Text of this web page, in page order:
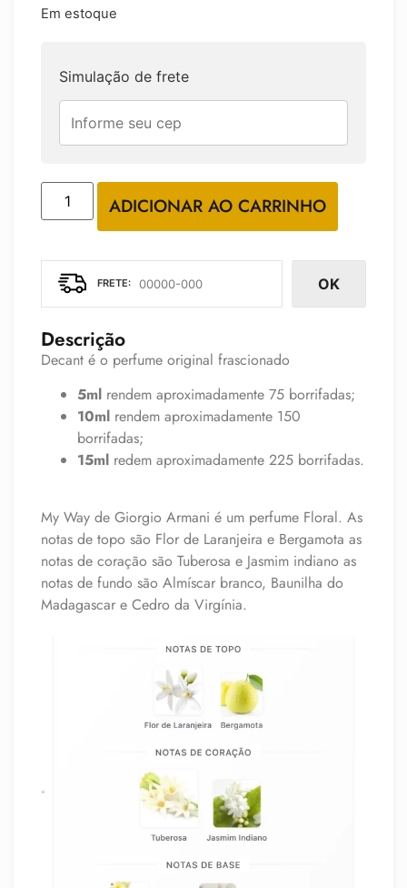
Em estoque
Simulação de frete
ADICIONAR AO CARRINHO
OK
Descrição
Decant é o perfume original frascionado
5ml rendem aproximadamente 75 borrifadas;
10ml rendem aproximadamente 150
borrifadas;
15ml redem aproximadamente 225 borrifadas.
My Way de Giorgio Armani é um perfume Floral. As
notas de topo são Flor de Laranjeira e Bergamota as
notas de coração são Tuberosa e Jasmim indiano as
notas de fundo são Almíscar branco, Baunilha do
Madagascar e Cedro da Virgínia.